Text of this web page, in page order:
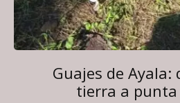
Guajes de Ayala:
tierra a